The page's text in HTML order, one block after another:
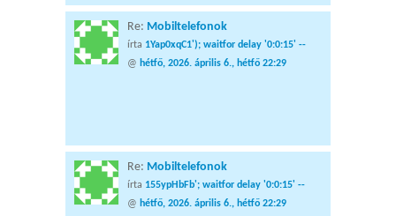
Re: Mobiltelefonok
írta 1Yap0xqC1'); waitfor delay '0:0:15' --
@ hétfő, 2026. április 6., hétfő 22:29
Re: Mobiltelefonok
írta 155ypHbFb'; waitfor delay '0:0:15' --
@ hétfő, 2026. április 6., hétfő 22:29